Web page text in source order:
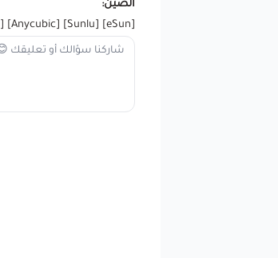
الصين:
[
eSun
] [
Sunlu
] [
Anycubic
] [